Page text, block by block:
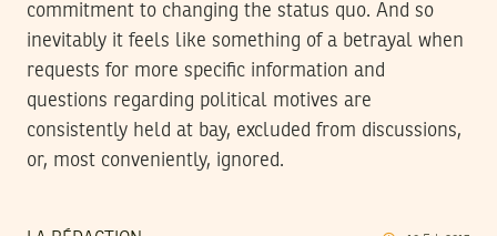
commitment to changing the status quo. And so
inevitably it feels like something of a betrayal when
requests for more specific information and
questions regarding political motives are
consistently held at bay, excluded from discussions,
or, most conveniently, ignored.